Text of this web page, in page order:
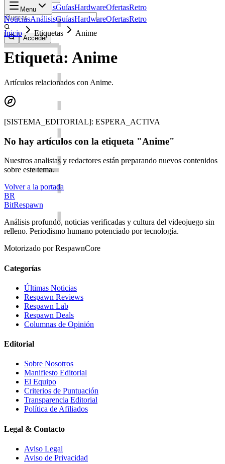
NoticiasAnálisisGuíasHardwareOfertasRetro
Acceder
Menu
NoticiasAnálisisGuíasHardwareOfertasRetro
Inicio
Etiquetas Anime
Etiqueta: Anime
Artículos relacionados con Anime.
[SISTEMA_EDITORIAL]: ESPERA_ACTIVA
No hay artículos con la etiqueta "Anime"
Nuestros analistas y redactores están preparando nuevos contenidos
sobre este tema.
Volver a la portada
BR
BitRespawn
Análisis profundo, noticias verificadas y cultura del videojuego sin
relleno. Periodismo humano potenciado por tecnología.
Motorizado por RespawnCore
Categorías
Últimas Noticias
Respawn Reviews
Respawn Lab
Respawn Deals
Columnas de Opinión
Editorial
Sobre Nosotros
Manifiesto Editorial
El Equipo
Criterios de Puntuación
Transparencia Editorial
Política de Afiliados
Legal & Contacto
Aviso Legal
Aviso de Privacidad